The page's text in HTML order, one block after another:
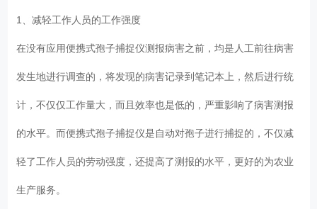
1、减轻工作人员的工作强度
在没有应用便携式孢子捕捉仪测报病害之前，均是人工前往病害
发生地进行调查的，将发现的病害记录到笔记本上，然后进行统
计，不仅仅工作量大，而且效率也是低的，严重影响了病害测报
的水平。而便携式孢子捕捉仪是自动对孢子进行捕捉的，不仅减
轻了工作人员的劳动强度，还提高了测报的水平，更好的为农业
生产服务。